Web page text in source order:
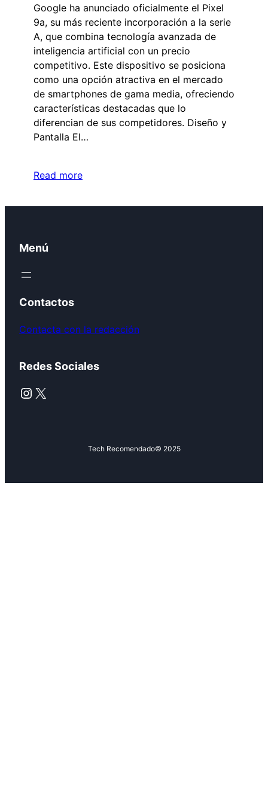
​Google ha anunciado oficialmente el Pixel
9a, su más reciente incorporación a la serie
A, que combina tecnología avanzada de
inteligencia artificial con un precio
competitivo. Este dispositivo se posiciona
como una opción atractiva en el mercado
de smartphones de gama media, ofreciendo
características destacadas que lo
diferencian de sus competidores.​ Diseño y
Pantalla El…
Read more
Menú
Contactos
Contacta con la redacción
Redes Sociales
Instagram X
Tech Recomendado© 2025